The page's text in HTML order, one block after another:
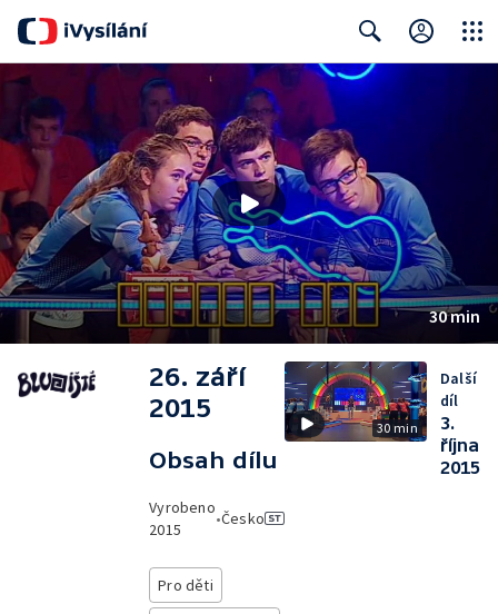
Search
30 min
26. září
2015
Obsah dílu
Vyrobeno
2015
•Česko
Pro děti
30 min
Další
díl
3.
října
2015